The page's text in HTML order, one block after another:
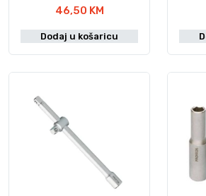
46,50 KM
Dodaj u košaricu